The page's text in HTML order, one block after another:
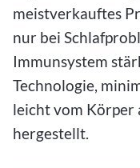
meistverkauftes
nur bei
Immunsystem
Technologie,
leicht vom Körper
hergestellt.